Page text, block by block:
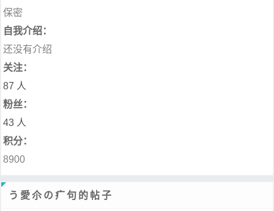
保密
自我介绍：
还没有介绍
关注：
87 人
粉丝：
43 人
积分：
8900
う愛尒の疒句的帖子